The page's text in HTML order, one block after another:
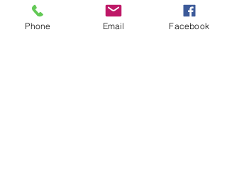
Dimensions - 10.2” x 8.19” x
Phone Email Facebook